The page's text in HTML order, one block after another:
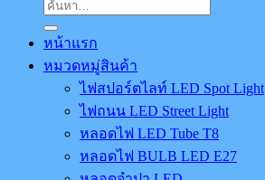
ค้นหา:
หน้าแรก
หมวดหมู่สินค้า
ไฟสปอร์ตไลท์ LED Spot Light
ไฟถนน LED Street Light
หลอดไฟ LED Tube T8
หลอดไฟ BULB LED E27